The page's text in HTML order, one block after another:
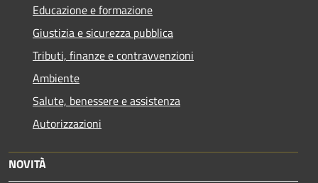
Educazione e formazione
Giustizia e sicurezza pubblica
Tributi, finanze e contravvenzioni
Ambiente
Salute, benessere e assistenza
Autorizzazioni
NOVITÀ